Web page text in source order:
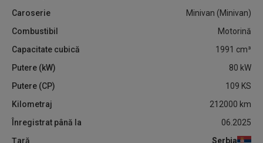
Caroserie
Minivan (Minivan)
Combustibil
Motorină
Capacitate cubică
1991 cm³
Putere (kW)
80 kW
Putere (CP)
109 KS
Kilometraj
212000 km
Înregistrat până la
06.2025
Țară
Serbia